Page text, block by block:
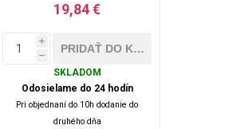
19,84 €
i
h
SKLADOM
Odosielame do 24 hodín
Pri objednaní do 10h dodanie do
druhého dňa